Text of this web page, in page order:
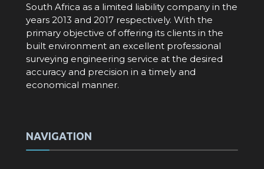
South Africa as a limited liability company in the
years 2013 and 2017 respectively. With the
primary objective of offering its clients in the
built environment an excellent professional
surveying engineering service at the desired
accuracy and precision in a timely and
economical manner.
NAVIGATION